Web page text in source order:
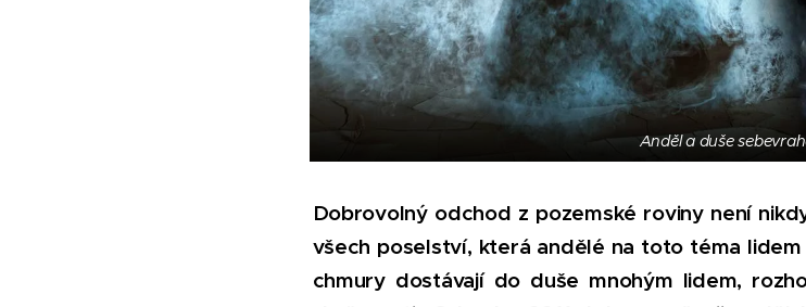
Anděl a duše
Dobrovolný odchod z pozemské roviny není
všech poselství, která andělé na toto téma
chmury dostávají do duše mnohým lidem,